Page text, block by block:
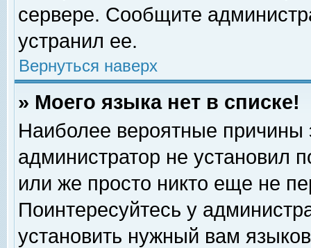
сервере. Сообщите
устранил ее.
Вернуться наверх
» Моего языка нет в списке!
Наиболее вероятные причины
администратор не установил
или же просто никто еще не
Поинтересуйтесь у
установить нужный вам